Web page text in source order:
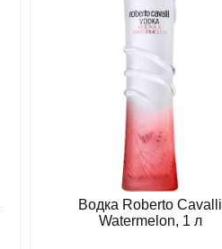
Водка Roberto Cavalli
Watermelon, 1 л